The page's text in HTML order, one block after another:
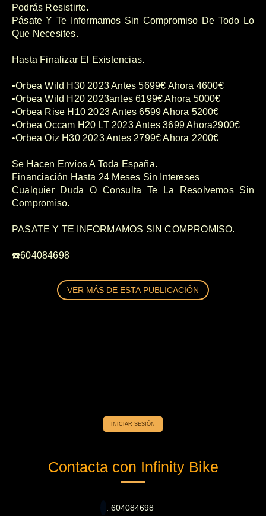
Podrás Resistirte.
Pásate Y Te Informamos Sin Compromiso De Todo Lo
Que Necesites.
Hasta Finalizar El Existencias.
•Orbea Wild H30 2023 Antes 5699€ Ahora 4600€
•Orbea Wild H20 2023antes 6199€ Ahora 5000€
•Orbea Rise H10 2023 Antes 6599 Ahora 5200€
•Orbea Occam H20 LT 2023 Antes 3699 Ahora2900€
•Orbea Oiz H30 2023 Antes 2799€ Ahora 2200€
Se Hacen Envíos A Toda España.
Financiación Hasta 24 Meses Sin Intereses
Cualquier Duda O Consulta Te La Resolvemos Sin
Compromiso.
PASATE Y TE INFORMAMOS SIN COMPROMISO.
☎️604084698
VER MÁS DE ESTA PUBLICACIÓN
INICIAR SESIÓN
Contacta con Infinity Bike
: 604084698